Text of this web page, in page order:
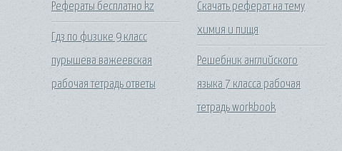
Рефераты бесплатно kz
Гдз по физике 9 класс
пурышева важеевская
рабочая тетрадь ответы
Скачать реферат на тему
химия и пищя
Решебник английского
языка 7 класса рабочая
тетрадь workbook